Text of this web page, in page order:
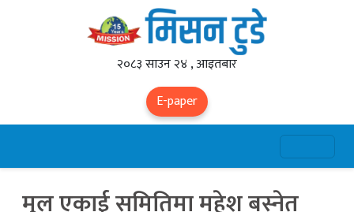
२०८३ साउन २४ , आइतबार
E-paper
मुल एकाई समितिमा महेश बस्नेत